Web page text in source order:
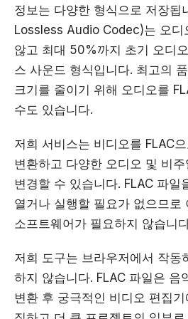
정보는 다양한 형식으로 저장됩
Lossless Audio Codec)는 오디
않고 최대 50%까지 초기 오디
스 사운드 형식입니다. 최고의
크기를 줄이기 위해 오디오를
수도 있습니다.
저희 서비스는 비디오를 FLAC
변환하고 다양한 오디오 및 비
변경할 수 있습니다. FLAC 파일
열거나 실행할 필요가 없으므로
소프트웨어가 필요하지 않습니
저희 도구는 브라우저에서 작동
하지 않습니다. FLAC 파일은 음
변환 후 궁극적인 비디오 편집